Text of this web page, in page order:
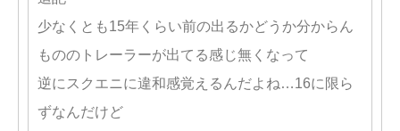
少なくとも15年くらい前の出るかどうか分からん
もののトレーラーが出てる感じ無くなって
逆にスクエニに違和感覚えるんだよね…16に限ら
ずなんだけど